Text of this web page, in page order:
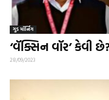
ગુડ મૉર્નિંગ
‘વૅક્સિન વૉર’ કેવી
28/09/2023